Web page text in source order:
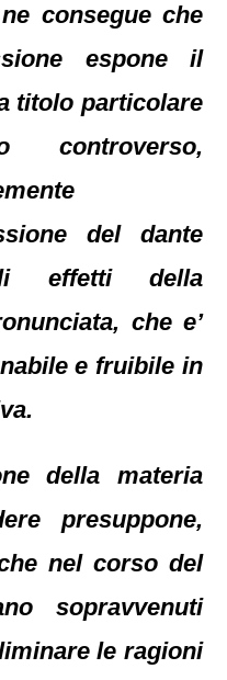
consegue che
espone il
titolo particolare
controverso,
del dante
effetti della
che e’
e fruibile in
della materia
presuppone,
nel corso del
sopravvenuti
le ragioni